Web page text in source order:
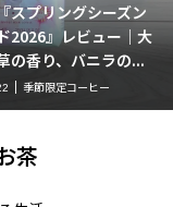
スプリングシーズン
2026』レビュー｜大
の香り、バニラの...
季節限定コーヒー
茶